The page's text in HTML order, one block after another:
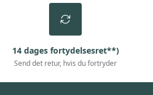
14 dages fortydelsesret**)
Send det retur, hvis du fortryder